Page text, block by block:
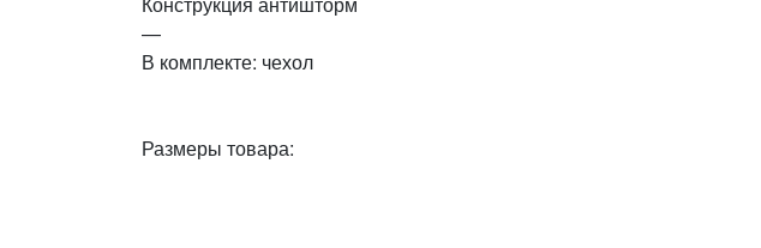
—
В комплекте: чехол
Размеры товара: